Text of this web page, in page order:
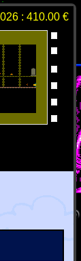
: 410.00 €